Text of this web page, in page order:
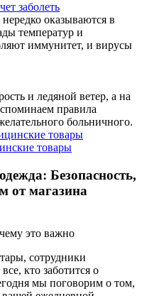
заболеть
оказываются в
температур и
иммунитет, и вирусы
и ледяной ветер, а на
правила
больничного.
товары
Безопасность,
от магазина
это важно
сотрудники
кто заботится о
мы поговорим о том,